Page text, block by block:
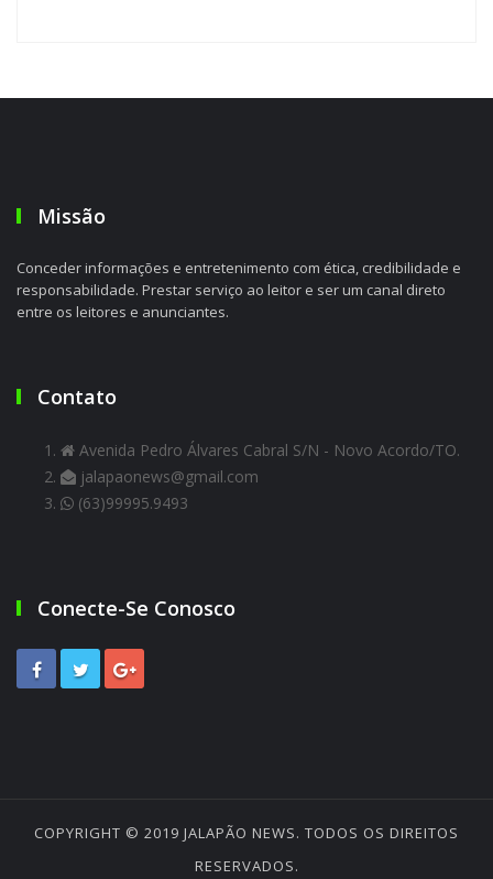
Missão
Conceder informações e entretenimento com ética, credibilidade e
responsabilidade. Prestar serviço ao leitor e ser um canal direto
entre os leitores e anunciantes.
Contato
Avenida Pedro Álvares Cabral S/N - Novo Acordo/TO.
jalapaonews@gmail.com
(63)99995.9493
Conecte-Se Conosco
COPYRIGHT © 2019 JALAPÃO NEWS. TODOS OS DIREITOS
RESERVADOS.